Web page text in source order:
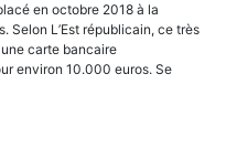
en octobre 2018 à la
Selon L’Est républicain, ce très
carte bancaire
environ 10.000 euros. Se